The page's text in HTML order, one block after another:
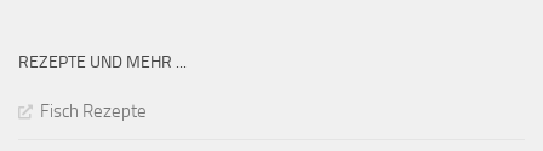
REZEPTE UND MEHR ...
Fisch Rezepte